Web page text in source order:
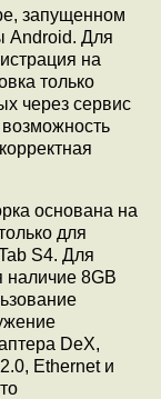
запущенном
Android. Для
на
только
через сервис
основана на
для
S4. Для
наличие 8GB
DeX,
Ethernet и